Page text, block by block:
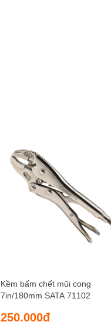
Kềm bấm chết mũi cong
7in/180mm SATA 71102
250.000đ